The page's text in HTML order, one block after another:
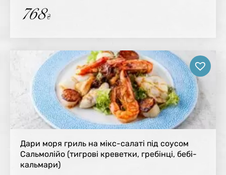
768₴
Дари моря гриль на мікс-салаті під соусом
Сальмолійо (тигрові креветки, гребінці, бебі-
кальмари)